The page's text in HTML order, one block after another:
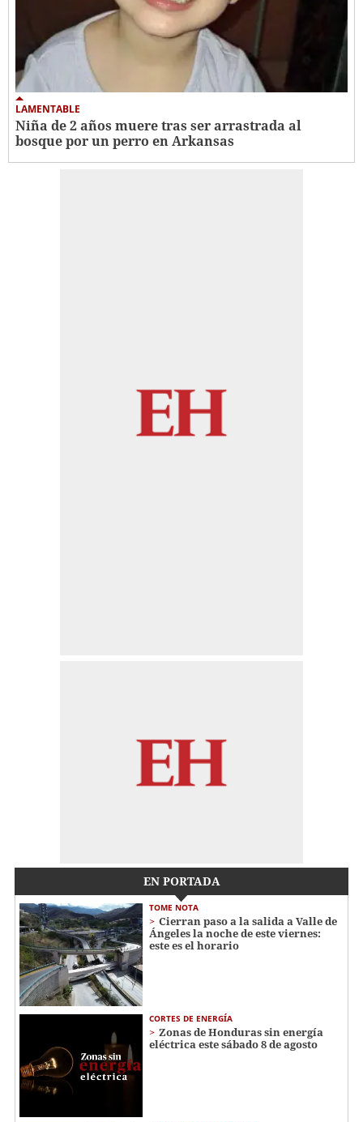
LAMENTABLE
Niña de 2 años muere tras ser arrastrada al
bosque por un perro en Arkansas
EN PORTADA
TOME NOTA
Cierran paso a la salida a Valle de
Ángeles la noche de este viernes:
este es el horario
CORTES DE ENERGÍA
Zonas de Honduras sin energía
eléctrica este sábado 8 de agosto